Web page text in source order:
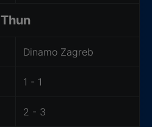
Thun
Dinamo Zagreb
1 - 1
2 - 3